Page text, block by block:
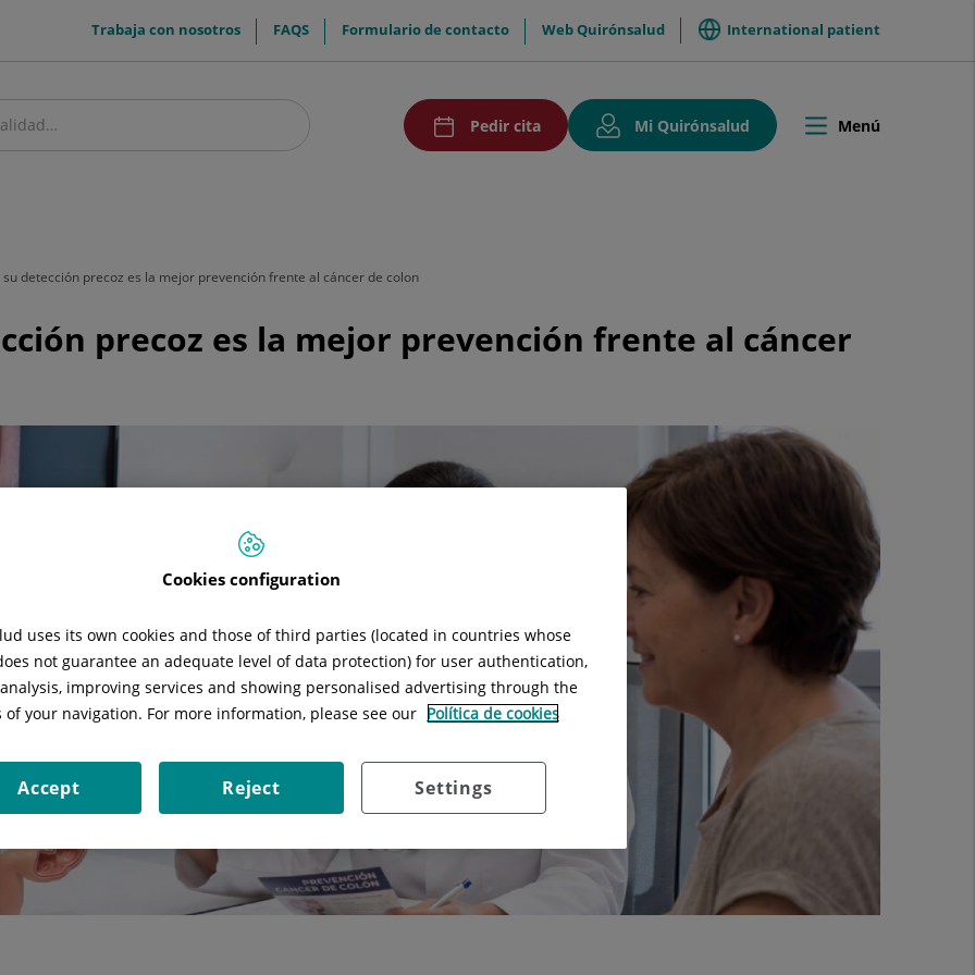
menuTop
Trabaja con nosotros FAQS Formulario de contacto Web Quirónsalud International patient
menuAcceso
Pedir cita Este
enlace
se
Mi Quirónsalud Este
enlace
se
Toggle
Menú
su detección precoz es la mejor prevención frente al cáncer de colon
precoz es la mejor prevención frente al cáncer
Cookies configuration
uses its own cookies and those of third parties (located in countries whose
not guarantee an adequate level of data protection) for user authentication,
improving services and showing personalised advertising through the
of your navigation. For more information, please see our Política de cookies
Settings
Reject
Accept